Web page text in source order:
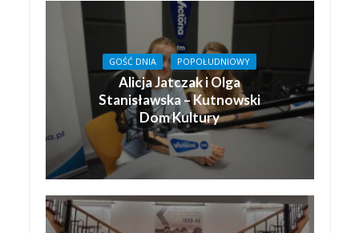
GOŚĆ DNIA POPOŁUDNIOWY
Alicja Jatczak i Olga
Stanisławska – Kutnowski
Dom Kultury